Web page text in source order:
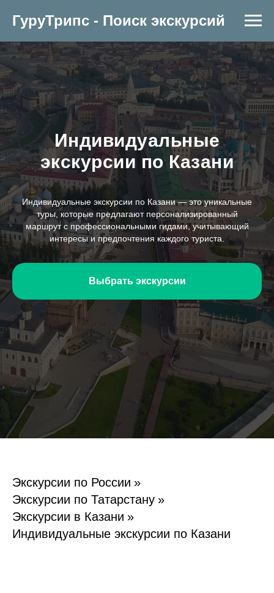
ГуруТрипс - Поиск экскурсий
Индивидуальные
экскурсии по Казани
Индивидуальные экскурсии по Казани — это уникальные
туры, которые предлагают персонализированный
маршрут с профессиональными гидами, учитывающий
интересы и предпочтения каждого туриста.
Выбрать экскурсии
Экскурсии по России »
Экскурсии по Татарстану »
Экскурсии в Казани »
Индивидуальные экскурсии по Казани